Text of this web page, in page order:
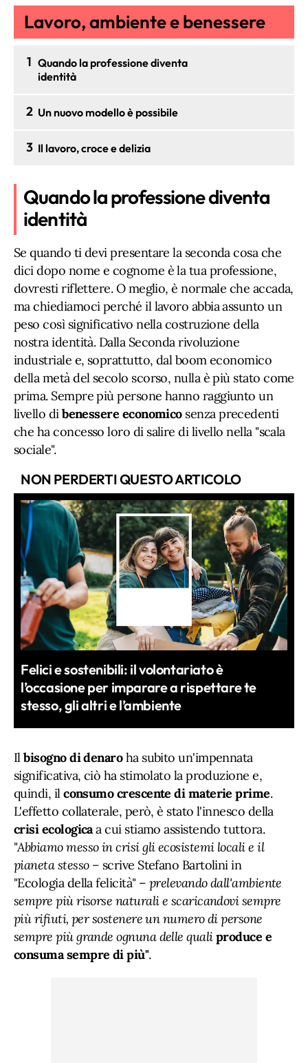
Lavoro, ambiente e benessere
1 Quando la professione diventa
identità
2 Un nuovo modello è possibile
3 Il lavoro, croce e delizia
Quando la professione diventa
identità
Se quando ti devi presentare la seconda cosa che
dici dopo nome e cognome è la tua professione,
dovresti riflettere. O meglio, è normale che accada,
ma chiediamoci perché il lavoro abbia assunto un
peso così significativo nella costruzione della
nostra identità. Dalla Seconda rivoluzione
industriale e, soprattutto, dal boom economico
della metà del secolo scorso, nulla è più stato come
prima. Sempre più persone hanno raggiunto un
livello dibenessere economico senza precedenti
che ha concesso loro di salire di livello nella "scala
sociale".
NON PERDERTI QUESTO ARTICOLO
Felici e sostenibili: il volontariato è
l’occasione per imparare a rispettare te
stesso, gli altri e l’ambiente
Ilbisogno di denaroha subito un'impennata
significativa, ciò ha stimolato la produzione e,
quindi, ilconsumo crescente di materie prime.
L'effetto collaterale, però, è stato l'innesco della
crisi ecologicaa cui stiamo assistendo tuttora.
"Abbiamo messo in crisi gli ecosistemi locali e il
pianeta stesso – scrive Stefano Bartolini in
"Ecologia della felicità" – prelevando dall'ambiente
sempre più risorse naturali e scaricandovi sempre
più rifiuti, per sostenere un numero di persone
sempre più grande ognuna delle qualiproduce e
consuma sempre di più".